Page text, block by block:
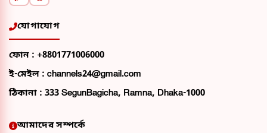
যোগাযোগ
ফোন : +8801771006000
ই-মেইল : channels24@gmail.com
ঠিকানা : 333 SegunBagicha, Ramna, Dhaka-1000
আমাদের সম্পর্কে